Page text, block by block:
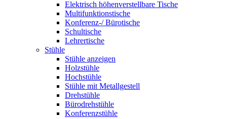
Elektrisch höhenverstellbare Tische
Multifunktionstische
Konferenz-/ Bürotische
Schultische
Lehrertische
Stühle
Stühle anzeigen
Holzstühle
Hochstühle
Stühle mit Metallgestell
Drehstühle
Bürodrehstühle
Konferenzstühle